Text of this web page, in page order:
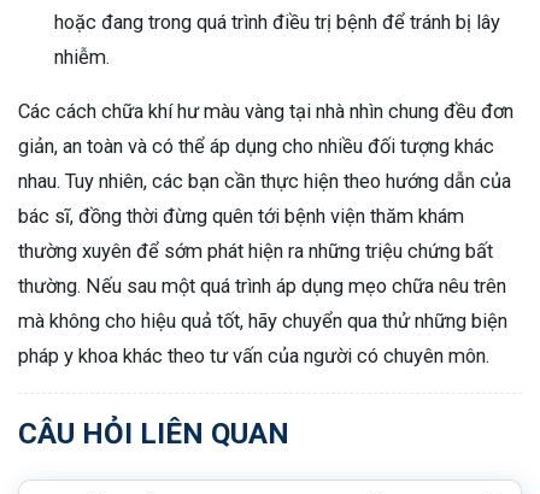
hoặc đang trong quá trình điều trị bệnh để tránh bị lây
nhiễm.
Các cách chữa khí hư màu vàng tại nhà nhìn chung đều đơn
giản, an toàn và có thể áp dụng cho nhiều đối tượng khác
nhau. Tuy nhiên, các bạn cần thực hiện theo hướng dẫn của
bác sĩ, đồng thời đừng quên tới bệnh viện thăm khám
thường xuyên để sớm phát hiện ra những triệu chứng bất
thường. Nếu sau một quá trình áp dụng mẹo chữa nêu trên
mà không cho hiệu quả tốt, hãy chuyển qua thử những biện
pháp y khoa khác theo tư vấn của người có chuyên môn.
CÂU HỎI LIÊN QUAN